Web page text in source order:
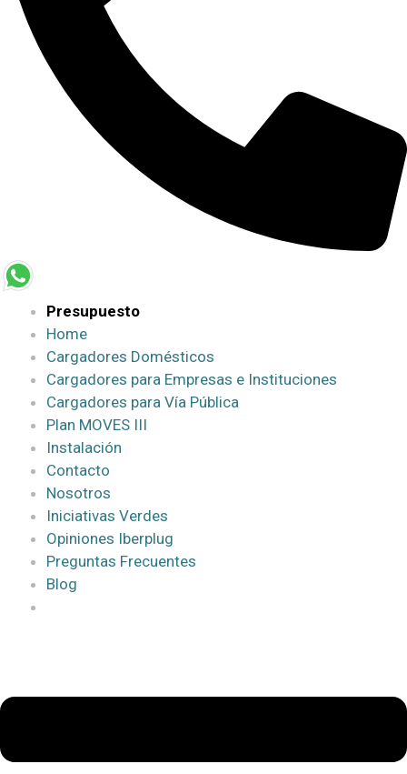
Presupuesto
Home
Cargadores Domésticos
Cargadores para Empresas e Instituciones
Cargadores para Vía Pública
Plan MOVES III
Instalación
Contacto
Nosotros
Iniciativas Verdes
Opiniones Iberplug
Preguntas Frecuentes
Blog